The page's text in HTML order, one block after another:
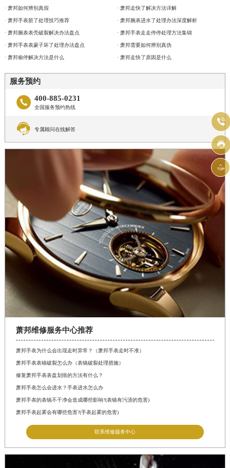
· 萧邦如何辨别真假
· 萧邦手表脏了处理技巧推荐
· 萧邦腕表表壳破裂解决办法盘点
· 萧邦手表表蒙子坏了处理办法盘点
· 萧邦偷停解决方法是什么
· 萧邦走快了解决方法详解
· 萧邦腕表进水了处理办法深度解析
· 萧邦手表走走停停处理方法集锦
· 萧邦需要如何辨别真伪
· 萧邦走快了原因是什么
服务预约
 400-885-0231
全国服务预约热线
 专属顾问在线解答
萧邦维修服务中心推荐
萧邦手表为什么会出现走时异常？（萧邦手表走时不准）
萧邦手表表镜破裂怎么办（表镜破裂处理措施）
修复萧邦手表表盘划痕的方法有什么？
萧邦手表怎么会进水？手表进水怎么办
萧邦手表的表镜不干净会造成哪些影响?(表镜有污渍的危害)
萧邦手表起雾会有哪些危害?(手表起雾的危害)
联系维修服务中心


